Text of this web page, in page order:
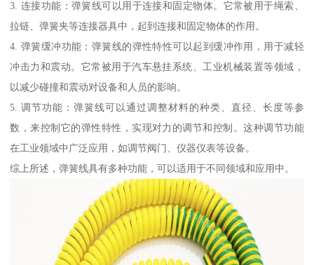
3. 连接功能：弹簧线可以用于连接和固定物体。它常被用于绳索、
拉链、弹簧夹等连接器具中，起到连接和固定物体的作用。
4. 弹簧缓冲功能：弹簧线的弹性特性可以起到缓冲作用，用于减轻
冲击力和震动。它常被用于汽车悬挂系统、工业机械装置等领域，
以减少碰撞和震动对设备和人员的影响。
5. 调节功能：弹簧线可以通过调整材料的种类、直径、长度等参
数，来控制它的弹性特性，实现对力的调节和控制。这种调节功能
在工业领域中广泛应用，如调节阀门、仪器仪表等设备。
综上所述，弹簧线具有多种功能，可以适用于不同领域和应用中。